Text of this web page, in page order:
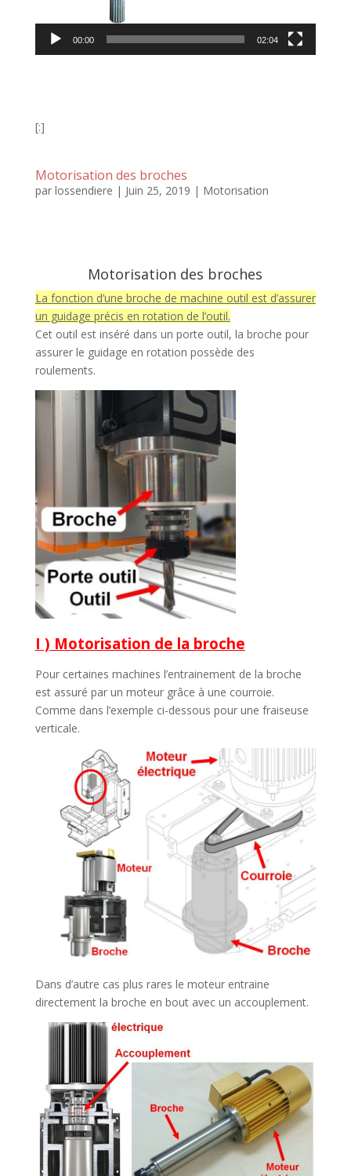
00:00 02:04
[:]
Motorisation des broches
par lossendiere | Juin 25, 2019 | Motorisation
Motorisation des broches
La fonction d’une broche de machine outil est d’assurer
un guidage précis en rotation de l’outil.
Cet outil est inséré dans un porte outil, la broche pour
assurer le guidage en rotation possède des
roulements.
I ) Motorisation de la broche
Pour certaines machines l’entrainement de la broche
est assuré par un moteur grâce à une courroie.
Comme dans l’exemple ci-dessous pour une fraiseuse
verticale.
Dans d’autre cas plus rares le moteur entraine
directement la broche en bout avec un accouplement.